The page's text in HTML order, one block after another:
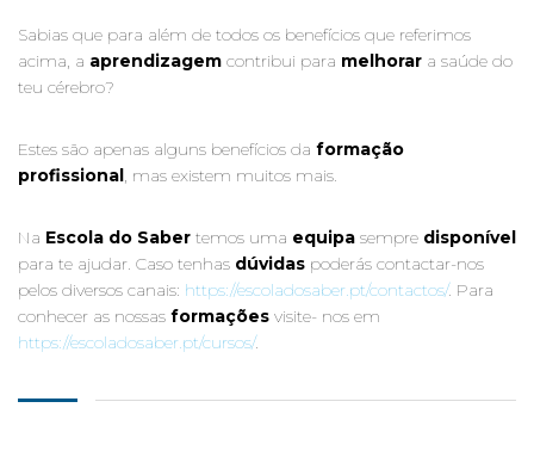
Sabias que para além de todos os benefícios que referimos
acima, a aprendizagem contribui para melhorar a saúde do
teu cérebro?
Estes são apenas alguns benefícios da formação
profissional , mas existem muitos mais.
Na Escola do Saber temos uma equipa sempre disponível
para te ajudar. Caso tenhas dúvidas poderás contactar-nos
pelos diversos canais: https://escoladosaber.pt/contactos/. Para
conhecer as nossas formações visite- nos em
https://escoladosaber.pt/cursos/.